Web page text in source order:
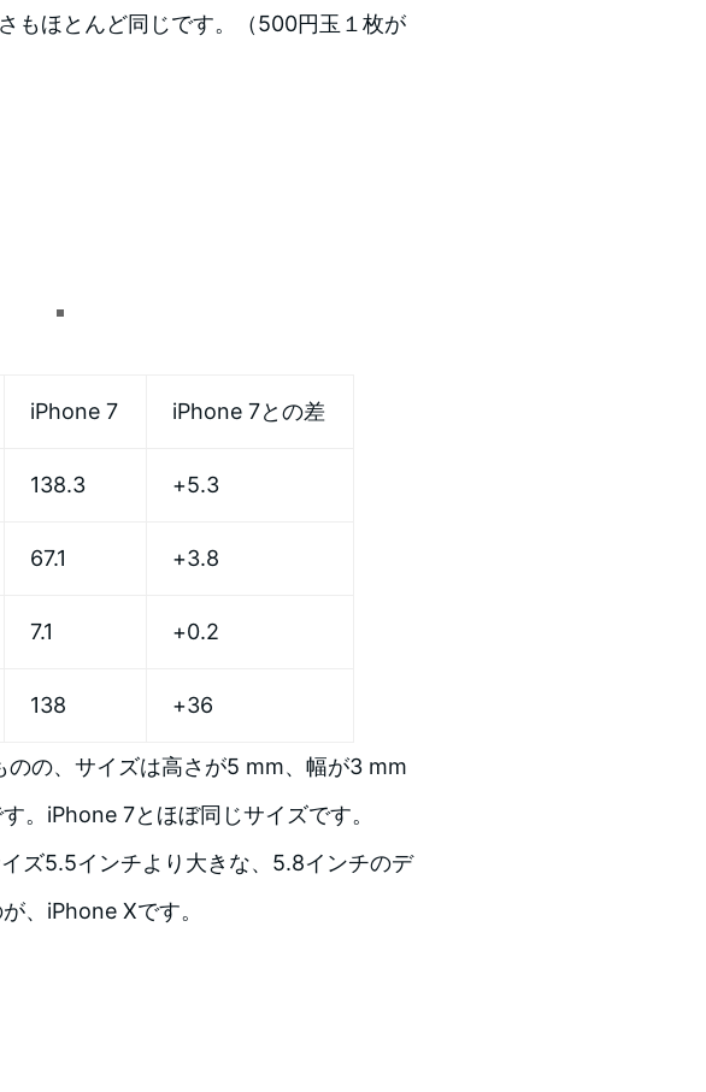
もほとんど同じです。（500円玉１枚が
iPhone 7 iPhone 7との差
138.3 +5.3
67.1 +3.8
7.1 +0.2
138 +36
の、サイズは高さが5 mm、幅が3 mm
。iPhone 7とほぼ同じサイズです。
ズ5.5インチより大きな、5.8インチのデ
、iPhone Xです。